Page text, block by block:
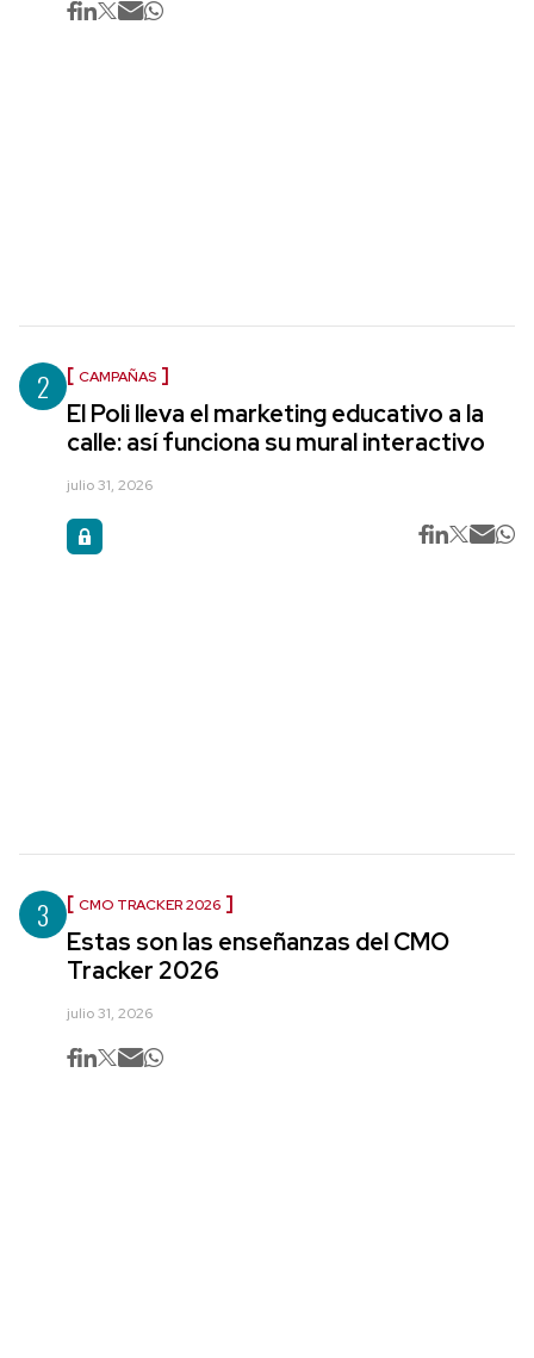
2 CAMPAÑAS
El Poli lleva el marketing educativo a la
calle: así funciona su mural interactivo
julio 31, 2026
3 CMO TRACKER 2026
Estas son las enseñanzas del CMO
Tracker 2026
julio 31, 2026